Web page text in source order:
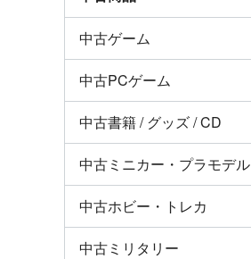
中古ゲーム
中古PCゲーム
中古書籍 / グッズ / CD
中古ミニカー・プラモデル
中古ホビー・トレカ
中古ミリタリー